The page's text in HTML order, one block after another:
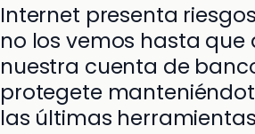
Internet presenta
no los vemos hasta que
nuestra cuenta de
protegete
las últimas